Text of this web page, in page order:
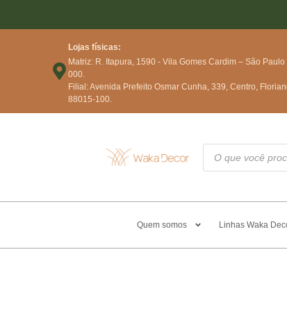
Lojas físicas:
Matriz: R. Itapura, 1590 - Vila Gomes Cardim – São Paulo
000.
Filial: Avenida Prefeito Osmar Cunha, 339, Centro,
88015-100.
Quem somos Linhas Waka